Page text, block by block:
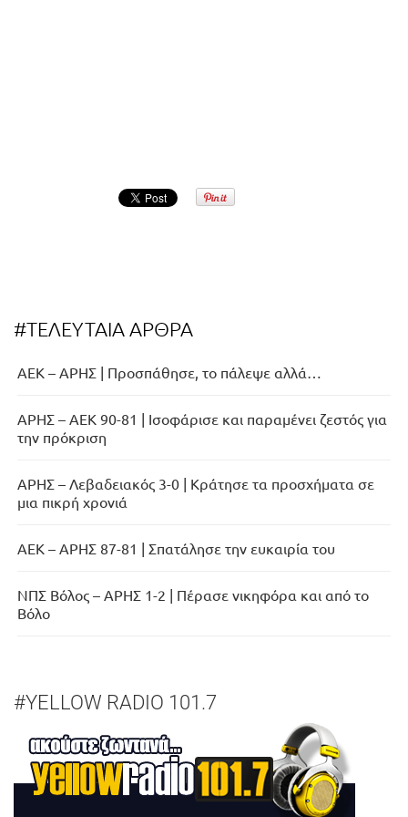
#ΤΕΛΕΥΤΑΙΑ ΑΡΘΡΑ
ΑΕΚ – ΑΡΗΣ | Προσπάθησε, το πάλεψε αλλά…
ΑΡΗΣ – ΑΕΚ 90-81 | Ισοφάρισε και παραμένει ζεστός για
την πρόκριση
ΑΡΗΣ – Λεβαδειακός 3-0 | Κράτησε τα προσχήματα σε
μια πικρή χρονιά
ΑΕΚ – ΑΡΗΣ 87-81 | Σπατάλησε την ευκαιρία του
ΝΠΣ Βόλος – ΑΡΗΣ 1-2 | Πέρασε νικηφόρα και από το
Βόλο
#YELLOW RADIO 101.7